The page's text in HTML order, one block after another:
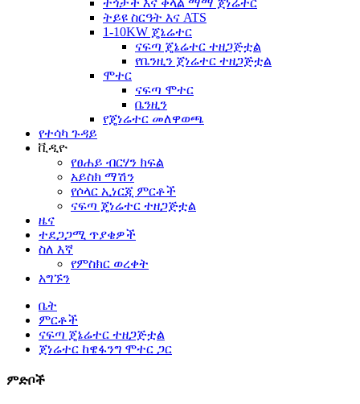
ተጎታች እና ቀላል ማማ ጀነሬተር
ትይዩ ስርዓት እና ATS
1-10KW ጄኔሬተር
ናፍጣ ጄኔሬተር ተዘጋጅቷል
የቤንዚን ጀነሬተር ተዘጋጅቷል
ሞተር
ናፍጣ ሞተር
ቤንዚን
የጄነሬተር መለዋወጫ
የተሳካ ጉዳይ
ቪዲዮ
የፀሐይ ብርሃን ክፍል
አይስክ ማሽን
የሶላር ኢነርጂ ምርቶች
ናፍጣ ጄነሬተር ተዘጋጅቷል
ዜና
ተደጋጋሚ ጥያቄዎች
ስለ እኛ
የምስክር ወረቀት
አግኙን
ቤት
ምርቶች
ናፍጣ ጄኔሬተር ተዘጋጅቷል
ጀነሬተር ከዌፋንግ ሞተር ጋር
ምድቦች